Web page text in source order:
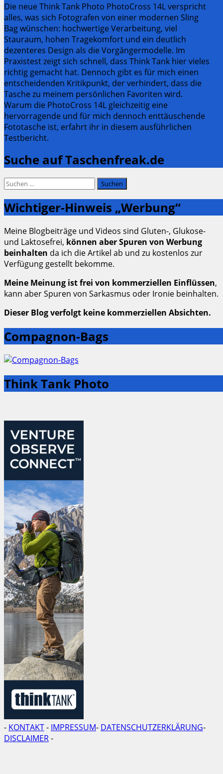
Die neue Think Tank Photo PhotoCross 14L verspricht
alles, was sich Fotografen von einer modernen Sling
Bag wünschen: hochwertige Verarbeitung, viel
Stauraum, hohen Tragekomfort und ein deutlich
dezenteres Design als die Vorgängermodelle. Im
Praxistest zeigt sich schnell, dass Think Tank hier vieles
richtig gemacht hat. Dennoch gibt es für mich einen
entscheidenden Kritikpunkt, der verhindert, dass die
Tasche zu meinem persönlichen Favoriten wird.
Warum die PhotoCross 14L gleichzeitig eine
hervorragende und für mich dennoch enttäuschende
Fototasche ist, erfahrt ihr in diesem ausführlichen
Testbericht.
Suche auf Taschenfreak.de
Suchen
nach:
Wichtiger-Hinweis „Werbung“
Meine Blogbeiträge und Videos sind Gluten-, Glukose-
und Laktosefrei, können aber Spuren von Werbung
beinhalten da ich die Artikel ab und zu kostenlos zur
Verfügung gestellt bekomme.
Meine Meinung ist frei von kommerziellen Einflüssen,
kann aber Spuren von Sarkasmus oder Ironie beinhalten.
Dieser Blog verfolgt keine kommerziellen Absichten.
Compagnon-Bags
Think Tank Photo
- KONTAKT- IMPRESSUM- DATENSCHUTZERKLÄRUNG-
DISCLAIMER-